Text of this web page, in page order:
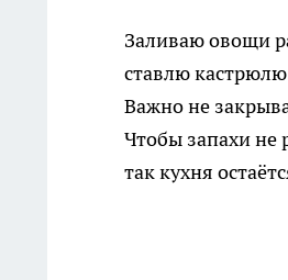
Заливаю овощи
ставлю
Важно не
Чтобы запахи
так кухня